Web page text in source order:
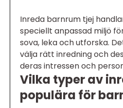
Inreda barnrum tjej
speciellt anpassad miljö
sova, leka och utforska.
välja rätt inredning och
deras intressen och
Vilka typer av
populära för